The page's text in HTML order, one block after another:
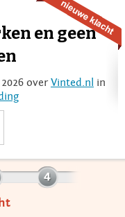
en geen
overVinted.nl in